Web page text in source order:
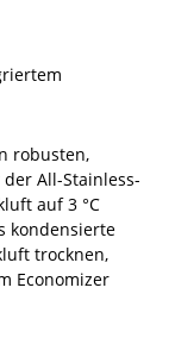
robusten,
All-Stainless-
auf 3 °C
kondensierte
trocknen,
Economizer